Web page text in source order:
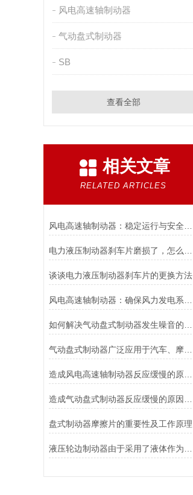
风电高速轴制动器
气动盘式制动器
SB
查看全部
相关文章
RELATED ARTICLES
谈谈电力液压制动器刹车片的更换方法
气动盘式制动器广泛应用于汽车、摩托车和自行车等交通工具中
造成风电高速轴制动器反应缓慢的原因有哪些？
盘式制动器摩擦片的重要性及工作原理